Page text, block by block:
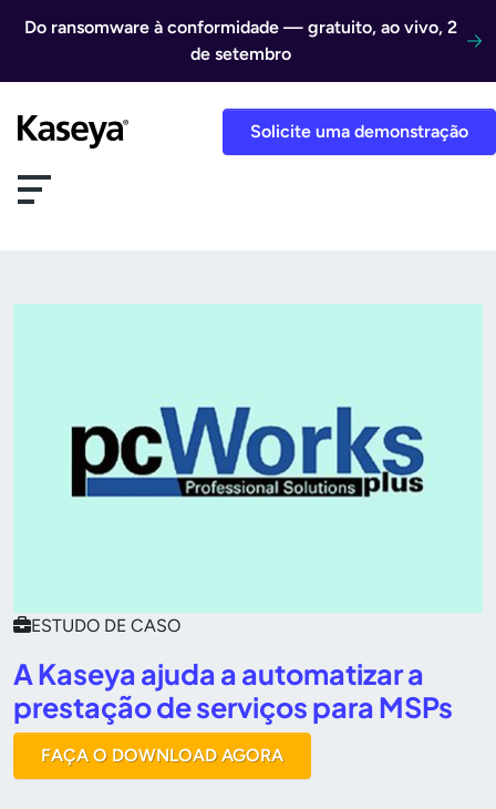
Do ransomware à conformidade — gratuito, ao vivo, 2
de setembro
Solicite uma demonstração
ESTUDO DE CASO
A Kaseya ajuda a automatizar a
prestação de serviços para MSPs
FAÇA O DOWNLOAD AGORA